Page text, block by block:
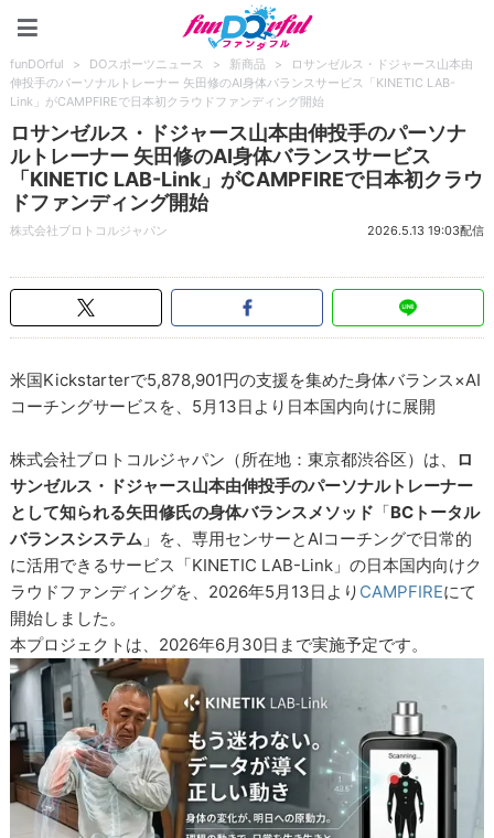
funDOrful > DOスポーツニュース > 新商品 >
ロサンゼルス・ドジャース山本由
伸投手のパーソナルトレーナー 矢田修のAI身体バランスサービス「KINETIC LAB-
Link」がCAMPFIREで日本初クラウドファンディング開始
ロサンゼルス・ドジャース山本由伸投手のパーソナ
ルトレーナー 矢田修のAI身体バランスサービス
「KINETIC LAB-Link」がCAMPFIREで日本初クラウ
ドファンディング開始
株式会社ブロトコルジャパン 2026.5.13 19:03配信
米国Kickstarterで5,878,901円の支援を集めた身体バランス×AI
コーチングサービスを、5月13日より日本国内向けに展開
株式会社ブロトコルジャパン（所在地：東京都渋谷区）は、
ロ
サンゼルス・ドジャース山本由伸投手のパーソナルトレーナー
として知られる矢田修氏の身体バランスメソッド 「BCトータル
バランスシステム 」を、専用センサーとAIコーチングで日常的
に活用できるサービス「KINETIC LAB-Link」の日本国内向けク
ラウドファンディングを、2026年5月13日より CAMPFIREにて
開始しました。
本プロジェクトは、2026年6月30日まで実施予定です。